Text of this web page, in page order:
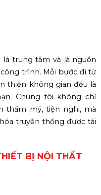
là trung tâm và là nguồn
trình. Mỗi bước đi từ
thiện không gian đều là
Chúng tôi không chỉ
thẩm mỹ, tiện nghi, mà
truyền thống được tái
BỊ NỘI THẤT